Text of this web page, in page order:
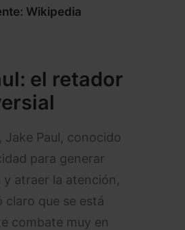
Wikipedia
el retador
Jake Paul, conocido
para generar
atraer la atención,
claro que se está
combate muy en